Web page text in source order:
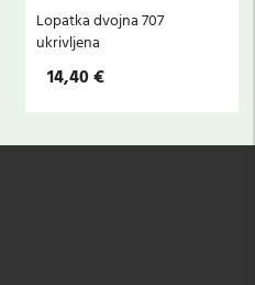
Lopatka dvojna 707
ukrivljena
14,40 €